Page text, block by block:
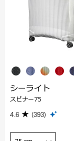
シーライト
スピナー75
4.6 (393)